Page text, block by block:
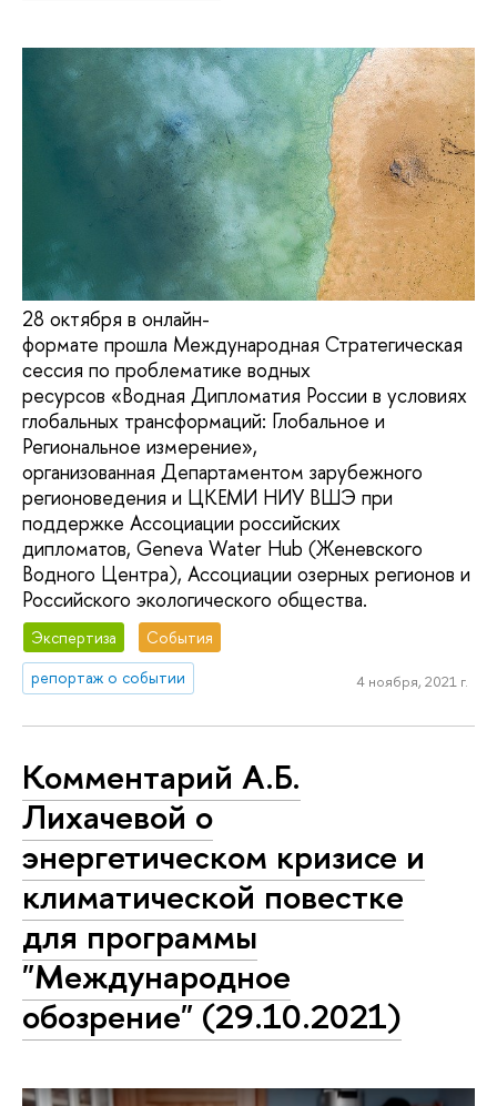
28 октября в онлайн-
формате прошла Международная Стратегическая
сессия по проблематике водных
ресурсов «Водная Дипломатия России в условиях
глобальных трансформаций: Глобальное и
Региональное измерение»,
организованная Департаментом зарубежного
регионоведения и ЦКЕМИ НИУ ВШЭ при
поддержке Ассоциации российских
дипломатов, Geneva Water Hub (Женевского
Водного Центра), Ассоциации озерных регионов и
Российского экологического общества.
Экспертиза
События
репортаж о событии
4 ноября, 2021 г.
Комментарий А.Б.
Лихачевой о
энергетическом кризисе и
климатической повестке
для программы
"Международное
обозрение" (29.10.2021)